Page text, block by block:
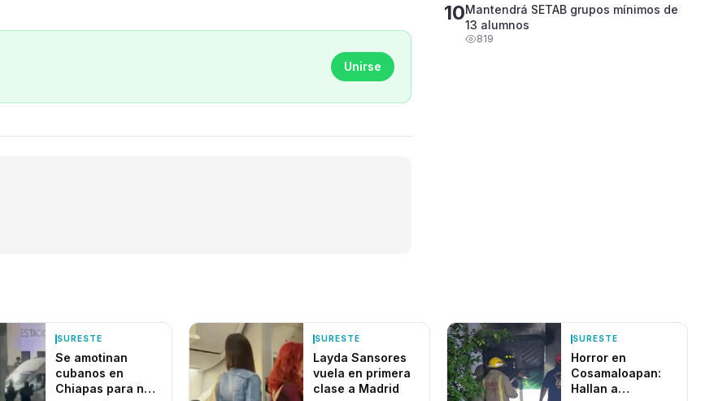
Unirse
10Mantendrá SETAB grupos mínimos de
13 alumnos
819
SURESTE
Se amotinan
cubanos en
Chiapas para no
SURESTE
Layda Sansores
vuela en primera
clase a Madrid
SURESTE
Horror en
Cosamaloapan:
Hallan a